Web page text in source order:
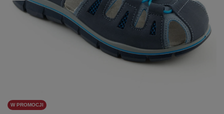
W PROMOCJI